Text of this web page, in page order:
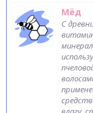
Мёд
С